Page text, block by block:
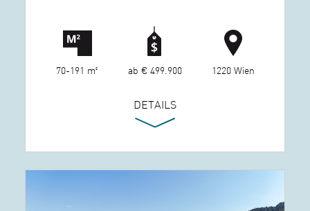
70-191 m² ab € 499.900 1220 Wien
DETAILS